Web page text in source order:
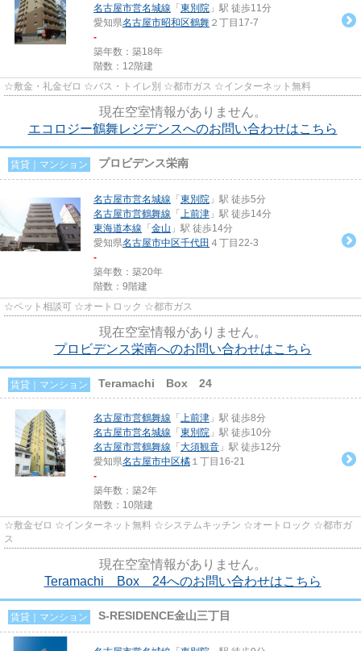
名古屋市営名城線 「 東別院 」駅 徒歩11分
愛知県名古屋市昭和区鶴舞 ２丁目17-7
-
築年数：築18年
階数：12階建
☆敷金・礼金ゼロ ☆バス・トイレ別 ☆都市ガス ☆インターネット無料
現在空室情報がありません。
エコロジー鶴舞レジデンスへのお問い合わせはこちら
賃貸｜マンション プロビデンス栄南
名古屋市営名城線 「 東別院 」駅 徒歩5分
名古屋市営鶴舞線 「 上前津 」駅 徒歩14分
東海道本線 「 金山 」駅 徒歩14分
愛知県名古屋市中区千代田 ４丁目22-3
-
築年数：築20年
階数：9階建
☆ペット相談可 ☆オートロック ☆都市ガス
現在空室情報がありません。
プロビデンス栄南へのお問い合わせはこちら
賃貸｜マンション Teramachi Box 24
名古屋市営鶴舞線 「 上前津 」駅 徒歩8分
名古屋市営名城線 「 東別院 」駅 徒歩10分
名古屋市営鶴舞線 「 大須観音 」駅 徒歩12分
愛知県名古屋市中区橘 １丁目16-21
-
築年数：築2年
階数：10階建
☆敷金ゼロ ☆インターネット無料 ☆システムキッチン ☆オートロック ☆都市ガ
ス
現在空室情報がありません。
Teramachi Box 24へのお問い合わせはこちら
賃貸｜マンション S-RESIDENCE金山三丁目